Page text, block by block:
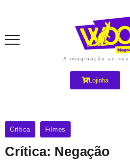
A imaginação ao
Lojinha
Crítica Filmes
Crítica: Negação